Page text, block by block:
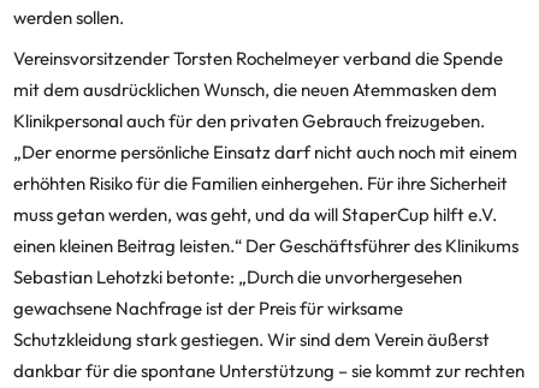
werden sollen.
Vereinsvorsitzender Torsten Rochelmeyer verband die Spende
mit dem ausdrücklichen Wunsch, die neuen Atemmasken dem
Klinikpersonal auch für den privaten Gebrauch freizugeben.
„Der enorme persönliche Einsatz darf nicht auch noch mit einem
erhöhten Risiko für die Familien einhergehen. Für ihre Sicherheit
muss getan werden, was geht, und da will StaperCup hilft e.V.
einen kleinen Beitrag leisten.“ Der Geschäftsführer des Klinikums
Sebastian Lehotzki betonte: „Durch die unvorhergesehen
gewachsene Nachfrage ist der Preis für wirksame
Schutzkleidung stark gestiegen. Wir sind dem Verein äußerst
dankbar für die spontane Unterstützung – sie kommt zur rechten